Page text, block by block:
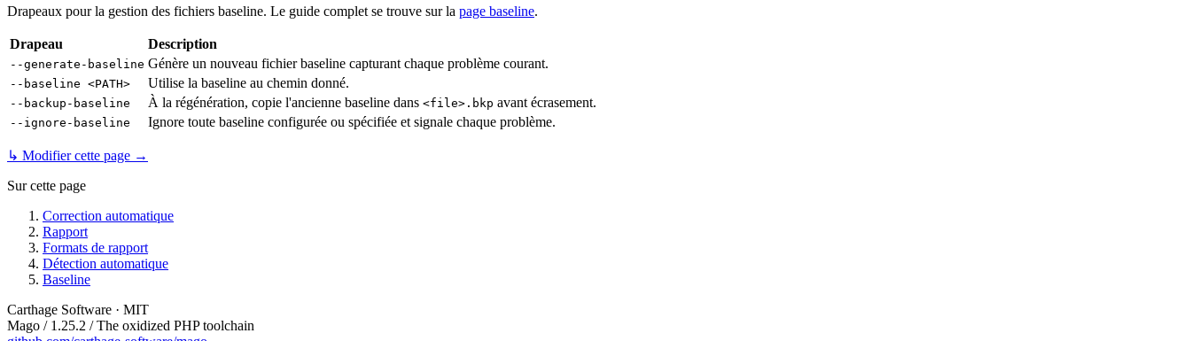
Drapeaux pour la gestion des fichiers baseline. Le guide complet se trouve sur la page baseline.
Drapeau Description
--generate-baseline Génère un nouveau fichier baseline capturant chaque problème courant.
--baseline <PATH> Utilise la baseline au chemin donné.
--backup-baseline À la régénération, copie l'ancienne baseline dans <file>.bkp avant écrasement.
--ignore-baseline Ignore toute baseline configurée ou spécifiée et signale chaque problème.
↳ Modifier cette page →
Sur cette page
Correction automatique
Rapport
Formats de rapport
Détection automatique
Baseline
Carthage Software · MIT
Mago / 1.25.2 / The oxidized PHP toolchain